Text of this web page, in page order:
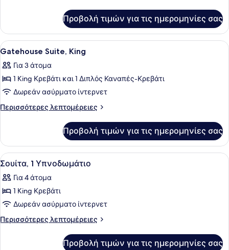
Κρεβάτι
(Gatehouse)
1
Queen
Κρεβάτι
Προβολή τιμών για τις ημερομηνίες σας
Προβολή
όλων
των
φωτογραφιών
για
Gatehouse
Κλινοσκεπάσματα υψηλής
13
Gatehouse Suite, King
Για 3 άτομα
1 King Κρεβάτι και 1 Διπλός Καναπές-Κρεβάτι
Δωρεάν ασύρματο ίντερνετ
Περισσότερες λεπτομέρειες
Περισσότερες
Suite,
King
Προβολή τιμών για τις ημερομηνίες σας
Προβολή
όλων
των
φωτογραφιών
για
Σουίτα,
Υπνοδωμάτιο
Ένα σύγχρονο μπάνιο με
8
Σουίτα, 1 Υπνοδωμάτιο
Για 4 άτομα
1 King Κρεβάτι
Δωρεάν ασύρματο ίντερνετ
Περισσότερες λεπτομέρειες
Περισσότερες
Προβολή τιμών για τις ημερομηνίες σας